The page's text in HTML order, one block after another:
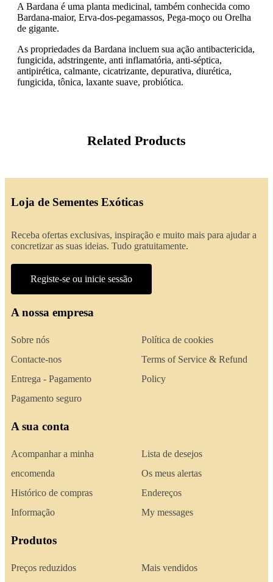
A Bardana é uma planta medicinal, também conhecida como
Bardana-maior, Erva-dos-pegamassos, Pega-moço ou Orelha
de gigante.
As propriedades da Bardana incluem sua ação antibactericida,
fungicida, adstringente, anti inflamatória, anti-séptica,
antipirética, calmante, cicatrizante, depurativa, diurética,
fungicida, tônica, laxante suave, probiótica.
Related Products
Loja de Sementes Exóticas
Receba ofertas exclusivas, inspiração e muito mais para ajudar a
concretizar as suas ideias. Tudo gratuitamente.
Registe-se ou inicie sessão
A nossa empresa
Sobre nós
Contacte-nos
Entrega - Pagamento
Pagamento seguro
Política de cookies
Terms of Service & Refund
Policy
A sua conta
Acompanhar a minha
encomenda
Histórico de compras
Informação
Lista de desejos
Os meus alertas
Endereços
My messages
Produtos
Preços reduzidos Mais vendidos